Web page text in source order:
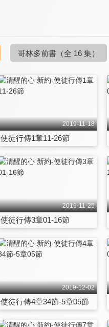
哥林多前書 （全 16 集）
2019-11-18
使徒行傳1章11-26節
2019-11-25
使徒行傳3章01-16節
2019-12-02
使徒行傳4章34節-5章05節